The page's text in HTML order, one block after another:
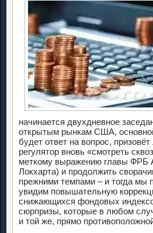
начинается двухдневное
открытым рынкам США, основной
будет ответ на вопрос,
регулятор вновь «смотреть
меткому выражению главы ФРБ
Локхарта) и продолжить
прежними темпами – и тогда мы
увидим повышательную
снижающихся фондовых
сюрпризы, которые в любом
и той же, прямо